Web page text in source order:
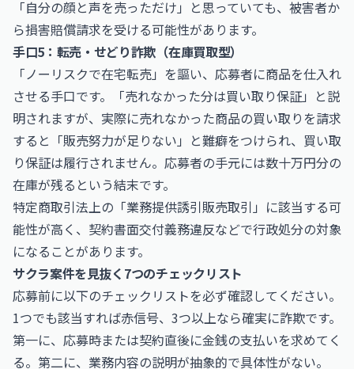
「自分の顔と声を売っただけ」と思っていても、被害者か
ら損害賠償請求を受ける可能性があります。
手口5：転売・せどり詐欺（在庫買取型）
「ノーリスクで在宅転売」を謳い、応募者に商品を仕入れ
させる手口です。「売れなかった分は買い取り保証」と説
明されますが、実際に売れなかった商品の買い取りを請求
すると「販売努力が足りない」と難癖をつけられ、買い取
り保証は履行されません。応募者の手元には数十万円分の
在庫が残るという結末です。
特定商取引法上の「業務提供誘引販売取引」に該当する可
能性が高く、契約書面交付義務違反などで行政処分の対象
になることがあります。
サクラ案件を見抜く7つのチェックリスト
応募前に以下のチェックリストを必ず確認してください。
1つでも該当すれば赤信号、3つ以上なら確実に詐欺です。
第一に、応募時または契約直後に金銭の支払いを求めてく
る。第二に、業務内容の説明が抽象的で具体性がない。